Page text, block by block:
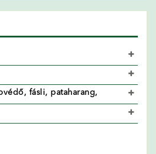
fásli, pataharang,